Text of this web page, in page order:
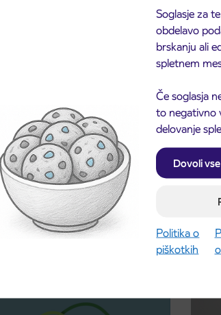
Soglasje za
obdelavo
brskanju ali
spletnem
Če soglasja
to negativno
delovanje
Dovoli
Politika o
piškotkih